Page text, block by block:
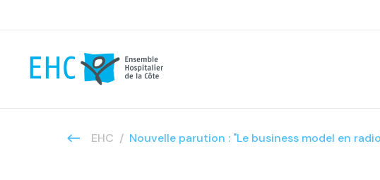
EHC Nouvelle parution : "Le business model en